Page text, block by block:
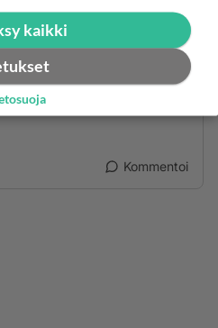
olemme tehneet.
439641234/
Kommentoi
kaikki